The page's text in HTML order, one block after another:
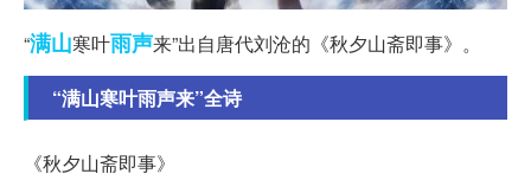
“满山寒叶雨声来”出自唐代刘沧的《秋夕山斋即事》。
“满山寒叶雨声来”全诗
《秋夕山斋即事》